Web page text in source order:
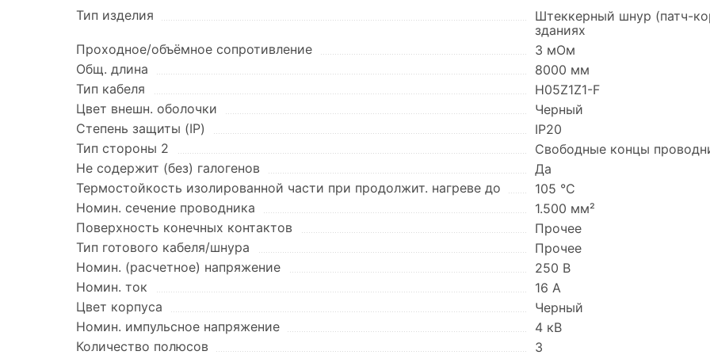
Тип изделия
Штеккерный шнур (патч-
зданиях
Проходное/объёмное сопротивление
3 мОм
Общ. длина
8000 мм
Тип кабеля
H05Z1Z1-F
Цвет внешн. оболочки
Черный
Степень защиты (IP)
IP20
Тип стороны 2
Свободные концы
Не содержит (без) галогенов
Да
Термостойкость изолированной части при продолжит. нагреве до
105 °C
Номин. сечение проводника
1.500 мм²
Поверхность конечных контактов
Прочее
Тип готового кабеля/шнура
Прочее
Номин. (расчетное) напряжение
250 В
Номин. ток
16 А
Цвет корпуса
Черный
Номин. импульсное напряжение
4 кВ
Количество полюсов
3